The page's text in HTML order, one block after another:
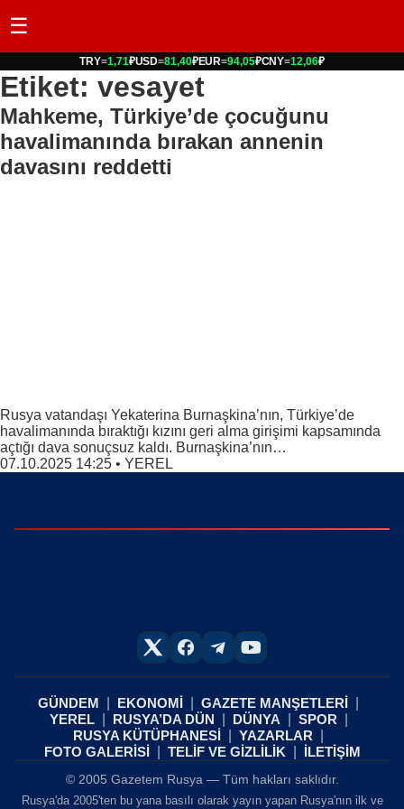
☰
TRY=1,71₽USD=81,40₽EUR=94,05₽CNY=12,06₽
Etiket: vesayet
Mahkeme, Türkiye’de çocuğunu
havalimanında bırakan annenin
davasını reddetti
Rusya vatandaşı Yekaterina Burnaşkina’nın, Türkiye’de
havalimanında bıraktığı kızını geri alma girişimi kapsamında
açtığı dava sonuçsuz kaldı. Burnaşkina’nın…
07.10.2025 14:25 • YEREL
GÜNDEM EKONOMİ
GAZETE MANŞETLERİ
YEREL
RUSYA’DA DÜN DÜNYA
SPOR
RUSYA KÜTÜPHANESİ
YAZARLAR
FOTO GALERİSİ
TELİF VE GİZLİLİK İLETİŞİM
© 2005 Gazetem Rusya — Tüm hakları saklıdır.
Rusya'da 2005'ten bu yana basılı olarak yayın yapan Rusya'nın ilk ve